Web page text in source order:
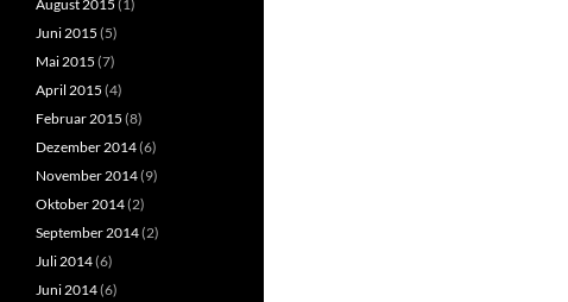
August 2015 (1)
Juni 2015 (5)
Mai 2015 (7)
April 2015 (4)
Februar 2015 (8)
Dezember 2014(6)
November 2014(9)
Oktober 2014(2)
September 2014(2)
Juli 2014(6)
Juni 2014(6)